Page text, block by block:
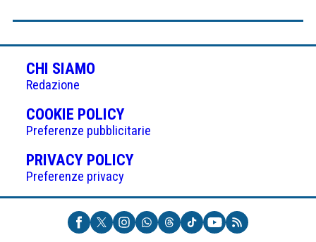
CHI SIAMO
Redazione
COOKIE POLICY(APRE
IN
UNA
NUOVA
Preferenze pubblicitarie
PRIVACY POLICY(APRE
UNA
NUOVA
SCHEDA)
Preferenze privacy